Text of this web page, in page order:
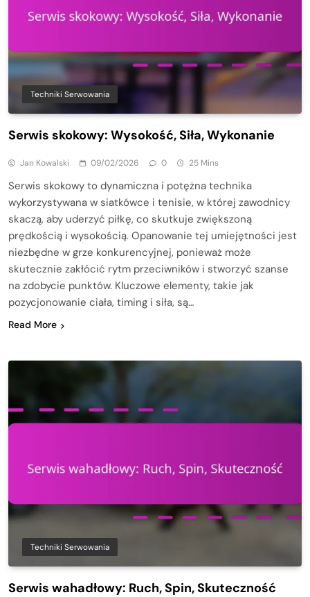
Techniki Serwowania
Serwis skokowy: Wysokość, Siła, Wykonanie
Jan Kowalski 09/02/2026 0 25 Mins
Serwis skokowy to dynamiczna i potężna technika
wykorzystywana w siatkówce i tenisie, w której zawodnicy
skaczą, aby uderzyć piłkę, co skutkuje zwiększoną
prędkością i wysokością. Opanowanie tej umiejętności jest
niezbędne w grze konkurencyjnej, ponieważ może
skutecznie zakłócić rytm przeciwników i stworzyć szanse
na zdobycie punktów. Kluczowe elementy, takie jak
pozycjonowanie ciała, timing i siła, są…
Read More
Techniki Serwowania
Serwis wahadłowy: Ruch, Spin, Skuteczność